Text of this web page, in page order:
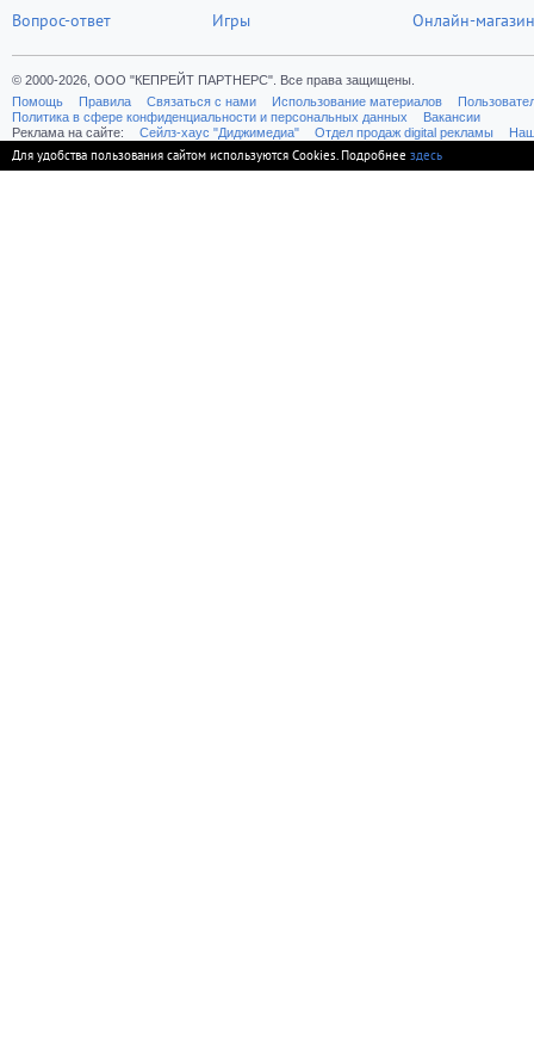
Вопрос-ответ
Игры
Онлайн-магазин
© 2000-2026, ООО "КЕПРЕЙТ ПАРТНЕРС". Все права защищены.
Помощь
Правила Связаться с нами Использование материалов
Политика в сфере конфиденциальности и персональных данных
Вакансии
Реклама на сайте:
Cейлз-хаус "Диджимедиа" Отдел продаж digital рекламы
Для удобства пользования сайтом используются Cookies. Подробнее здесь